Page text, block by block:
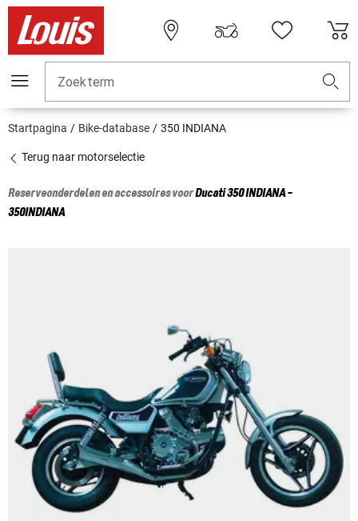
Zoekterm
Startpagina Bike-database 350 INDIANA
Terug naar motorselectie
Reserveonderdelen en accessoires voorDucati350 INDIANA -
350INDIANA